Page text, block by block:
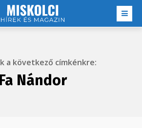
a következő címkénkre:
Fa Nándor